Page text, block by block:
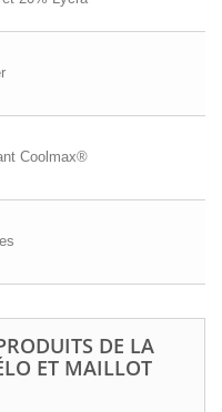
Coolmax®
DE LA
ET MAILLOT